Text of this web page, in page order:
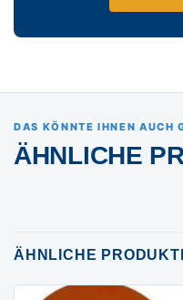
DAS KÖNNTE IHNEN AUCH
ÄHNLICHE
ÄHNLICHE